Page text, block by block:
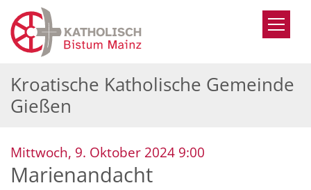
Zum Inhalt springen
Kroatische Katholische Gemeinde
Gießen
Mittwoch, 9. Oktober 2024 9:00
Marienandacht